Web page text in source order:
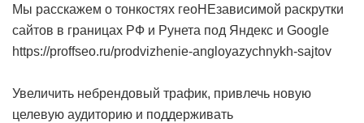
Мы расскажем о тонкостях геоНЕзависимой раскрутки
сайтов в границах РФ и Рунета под Яндекс и Google
https://proffseo.ru/prodvizhenie-angloyazychnykh-sajtov
Увеличить небрендовый трафик, привлечь новую
целевую аудиторию и поддерживать